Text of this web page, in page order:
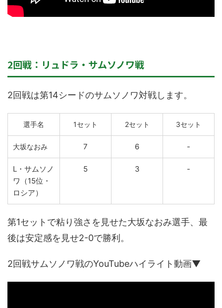
2回戦：リュドラ・サムソノワ戦
2回戦は第14シードのサムソノワ対戦します。
選手名 1セット 2セット 3セット
大坂なおみ 7 6 -
L・サムソノ
ワ（15位・
ロシア）
5 3 -
第1セットで粘り強さを見せた大坂なおみ選手、最
後は安定感を見せ2-0で勝利。
2回戦サムソノワ戦のYouTubeハイライト動画▼